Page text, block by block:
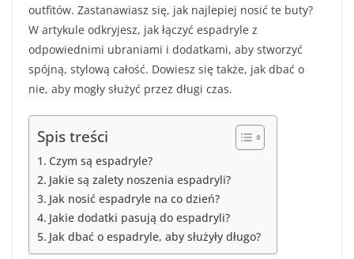
outfitów. Zastanawiasz się, jak najlepiej nosić te buty?
W artykule odkryjesz, jak łączyć espadryle z
odpowiednimi ubraniami i dodatkami, aby stworzyć
spójną, stylową całość. Dowiesz się także, jak dbać o
nie, aby mogły służyć przez długi czas.
Spis treści
Czym są espadryle?
Jakie są zalety noszenia espadryli?
Jak nosić espadryle na co dzień?
Jakie dodatki pasują do espadryli?
Jak dbać o espadryle, aby służyły długo?